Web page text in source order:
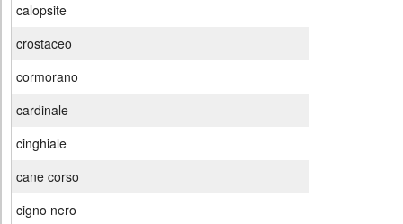
calopsite
crostaceo
cormorano
cardinale
cinghiale
cane corso
cigno nero